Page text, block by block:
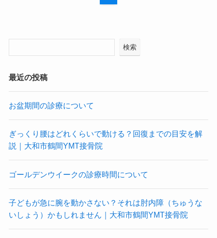
検索
最近の投稿
お盆期間の診療について
ぎっくり腰はどれくらいで動ける？回復までの目安を解
説｜大和市鶴間YMT接骨院
ゴールデンウイークの診療時間について
子どもが急に腕を動かさない？それは肘内障（ちゅうな
いしょう）かもしれません｜大和市鶴間YMT接骨院